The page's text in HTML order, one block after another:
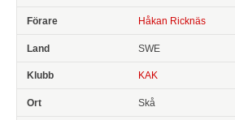
Håkan Ricknäs
SWE
KAK
Skå